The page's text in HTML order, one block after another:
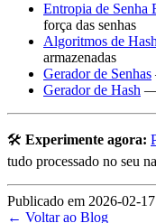
Entropia de Senha
força das senhas
Algoritmos de
armazenadas
Gerador de Senhas
Gerador de Hash —
🛠️ Experimente agora:
tudo processado no seu
Publicado em 2026-02-17
← Voltar ao Blog